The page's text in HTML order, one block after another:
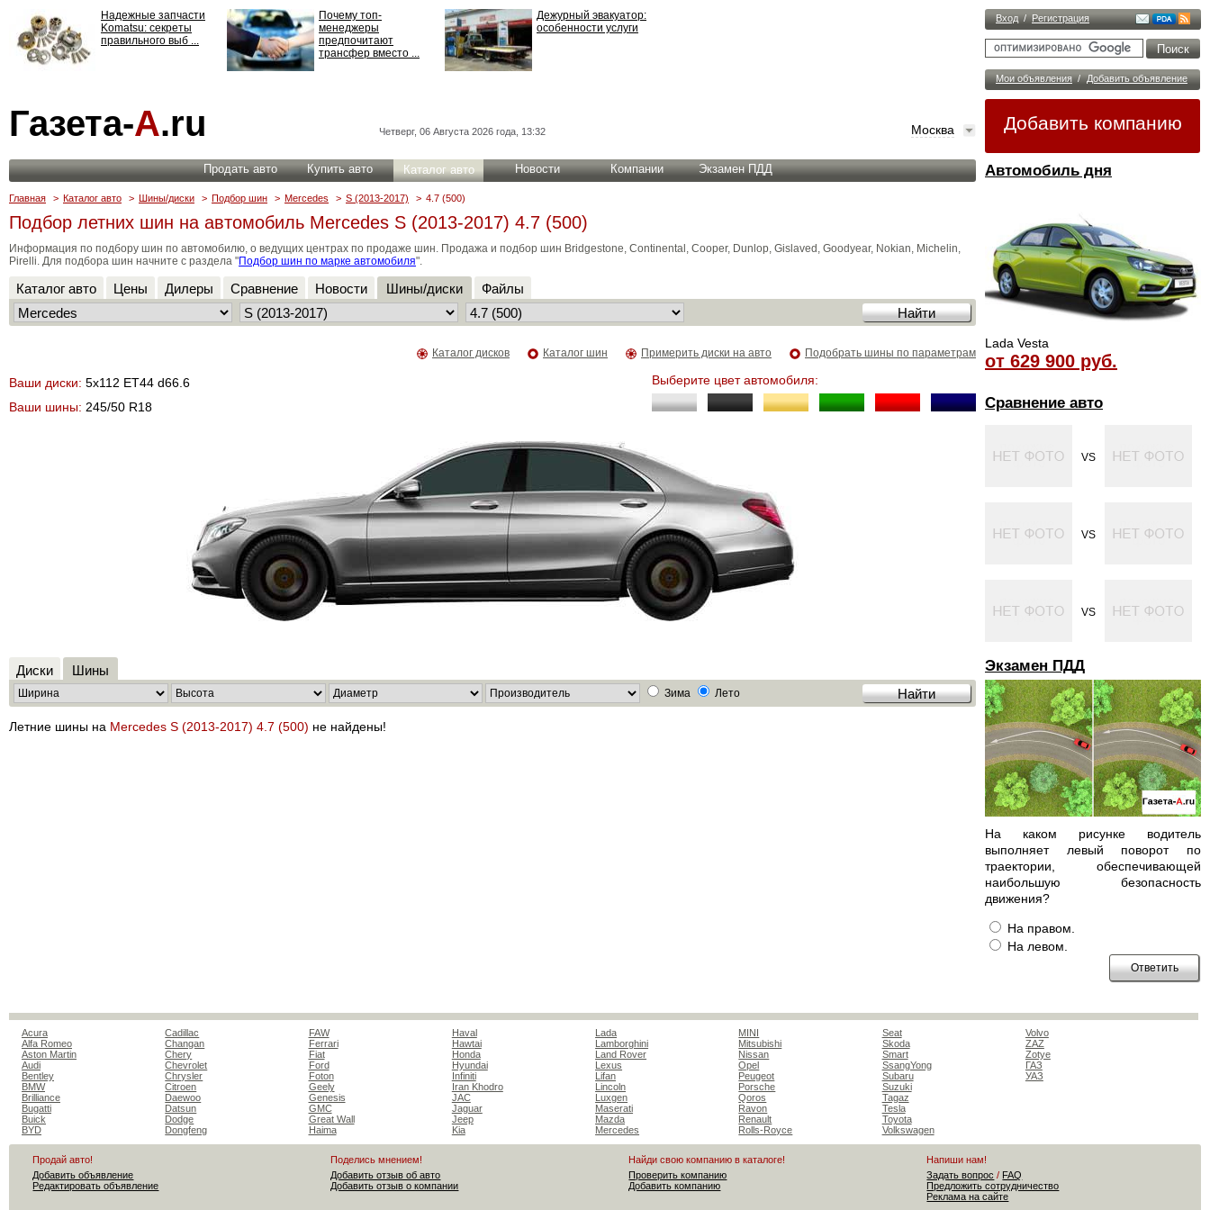
Вход / Регистрация
Мои объявления / Добавить объявление
Добавить компанию
Автомобиль дня
Lada Vesta
от 629 900 руб.
Сравнение авто
VS
VS
VS
Экзамен ПДД
На каком рисунке водитель
выполняет левый поворот по
траектории, обеспечивающей
наибольшую безопасность
движения?
На правом.
На левом.
Надежные запчасти
Komatsu: секреты
правильного выб ...
Почему топ-
менеджеры
предпочитают
трансфер вместо ...
Дежурный эвакуатор:
особенности услуги
ответственности: все,
что нужно знать ...
Газета-А.ru Четверг, 06 Августа 2026 года, 13:32 Москва
Продать авто Купить авто Каталог авто Новости Компании Экзамен ПДД
Главная > Каталог авто > Шины/диски > Подбор шин > Mercedes > S (2013-2017) > 4.7 (500)
Подбор летних шин на автомобиль Mercedes S (2013-2017) 4.7 (500)
Информация по подбору шин по автомобилю, о ведущих центрах по продаже шин. Продажа и подбор шин Bridgestone, Continental, Cooper, Dunlop, Gislaved, Goodyear, Nokian, Michelin,
Pirelli. Для подбора шин начните с раздела "Подбор шин по марке автомобиля".
Каталог авто Цены Дилеры Сравнение Новости Шины/диски Файлы
Подобрать шины по параметрам
Примерить диски на авто
Каталог шин
Каталог дисков
Ваши диски: 5x112 ET44 d66.6
Ваши шины: 245/50 R18
Выберите цвет автомобиля:
Диски Шины
Зима Лето
Летние шины на Mercedes S (2013-2017) 4.7 (500) не найдены!
Acura
Alfa Romeo
Aston Martin
Audi
Bentley
BMW
Brilliance
Bugatti
Buick
BYD
Cadillac
Changan
Chery
Chevrolet
Chrysler
Citroen
Daewoo
Datsun
Dodge
Dongfeng
FAW
Ferrari
Fiat
Ford
Foton
Geely
Genesis
GMC
Great Wall
Haima
Haval
Hawtai
Honda
Hyundai
Infiniti
Iran Khodro
JAC
Jaguar
Jeep
Kia
Lada
Lamborghini
Land Rover
Lexus
Lifan
Lincoln
Luxgen
Maserati
Mazda
Mercedes
MINI
Mitsubishi
Nissan
Opel
Peugeot
Porsche
Qoros
Ravon
Renault
Rolls-Royce
Seat
Skoda
Smart
SsangYong
Subaru
Suzuki
Tagaz
Tesla
Toyota
Volkswagen
Volvo
ZAZ
Zotye
ГАЗ
УАЗ
Продай авто!
Добавить объявление
Редактировать объявление
Поделись мнением!
Добавить отзыв об авто
Добавить отзыв о компании
Найди свою компанию в каталоге!
Проверить компанию
Добавить компанию
Напиши нам!
Задать вопрос / FAQ
Предложить сотрудничество
Реклама на сайте